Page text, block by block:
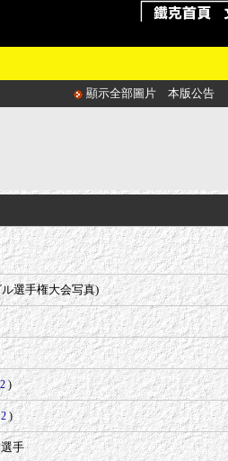
顯示全部圖片 本版公告
選手権大会写真)
2)
2 )
手